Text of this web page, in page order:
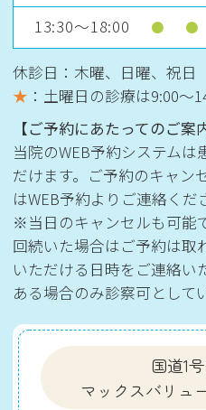
13:30～18:00 ● ●
休診日：木曜、日曜、祝日
★ ：土曜日の診療は9:00〜
【ご予約にあたってのご案
当院のWEB予約システム
だけます。ご予約のキャン
はWEB予約よりご連絡くだ
※当日のキャンセルも可能
回続いた場合はご予約は取
いただける日時をご連絡い
ある場合のみ診察可として
国道1
マックスバリュ